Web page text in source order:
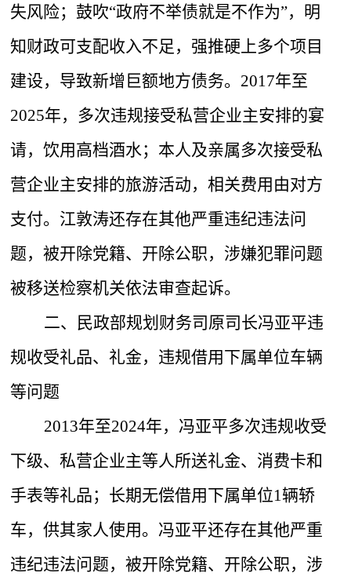
失风险；鼓吹“政府不举债就是不作为”，明
知财政可支配收入不足，强推硬上多个项目
建设，导致新增巨额地方债务。2017年至
2025年，多次违规接受私营企业主安排的宴
请，饮用高档酒水；本人及亲属多次接受私
营企业主安排的旅游活动，相关费用由对方
支付。江敦涛还存在其他严重违纪违法问
题，被开除党籍、开除公职，涉嫌犯罪问题
被移送检察机关依法审查起诉。
二、民政部规划财务司原司长冯亚平违
规收受礼品、礼金，违规借用下属单位车辆
等问题
2013年至2024年，冯亚平多次违规收受
下级、私营企业主等人所送礼金、消费卡和
手表等礼品；长期无偿借用下属单位1辆轿
车，供其家人使用。冯亚平还存在其他严重
违纪违法问题，被开除党籍、开除公职，涉